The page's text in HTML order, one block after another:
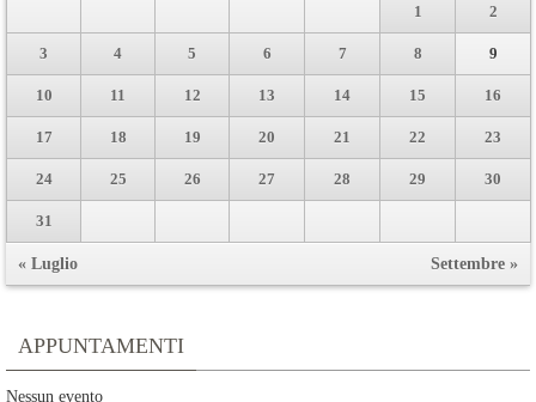
1 2
3 4 5 6 7 8 9
10 11 12 13 14 15 16
17 18 19 20 21 22 23
24 25 26 27 28 29 30
31
« Luglio Settembre »
APPUNTAMENTI
Nessun evento